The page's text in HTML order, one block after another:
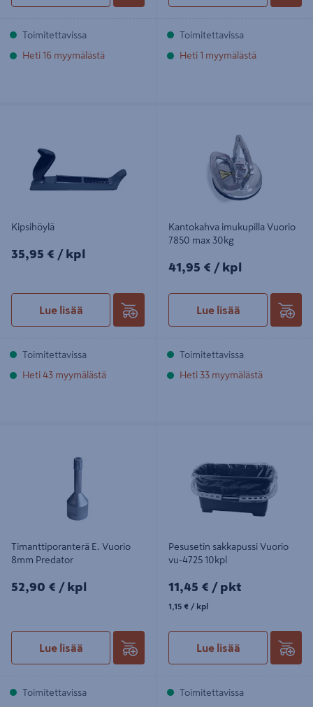
Toimitettavissa
Heti 16 myymälästä
Toimitettavissa
Heti 1 myymälästä
Kipsihöylä
35,95€/kpl
35,95 € / kpl
Lue lisää
Toimitettavissa
Heti 43 myymälästä
Kantokahva imukupilla Vuorio
7850 max 30kg
41,95€/kpl
41,95 € / kpl
Lue lisää
Toimitettavissa
Heti 33 myymälästä
Timanttiporanterä E. Vuorio
8mm Predator
52,90€/kpl
52,90 € / kpl
Lue lisää
Toimitettavissa
Pesusetin sakkapussi Vuorio
vu-4725 10kpl
11,45€/pkt
11,45 € / pkt
1,15€/kpl
1,15 € / kpl
Lue lisää
Toimitettavissa